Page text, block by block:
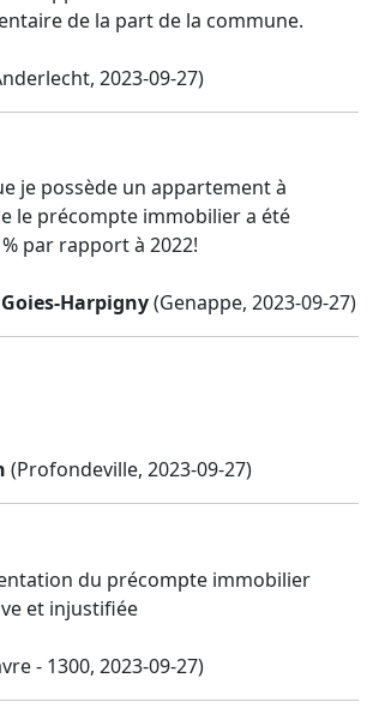
de la part de la commune.
2023-09-27)
je possède un appartement à
le précompte immobilier a été
par rapport à 2022!
Harpigny(Genappe, 2023-09-27)
(Profondeville, 2023-09-27)
du précompte immobilier
et injustifiée
- 1300, 2023-09-27)